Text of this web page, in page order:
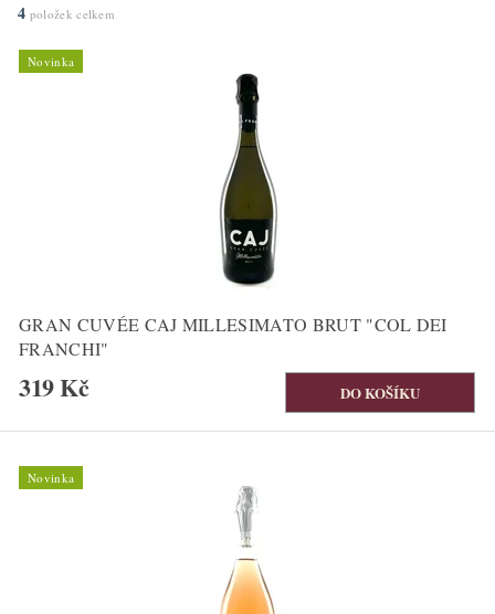
4 položek celkem
Novinka
GRAN CUVÉE CAJ MILLESIMATO BRUT "COL DEI
FRANCHI"
319 Kč
Novinka